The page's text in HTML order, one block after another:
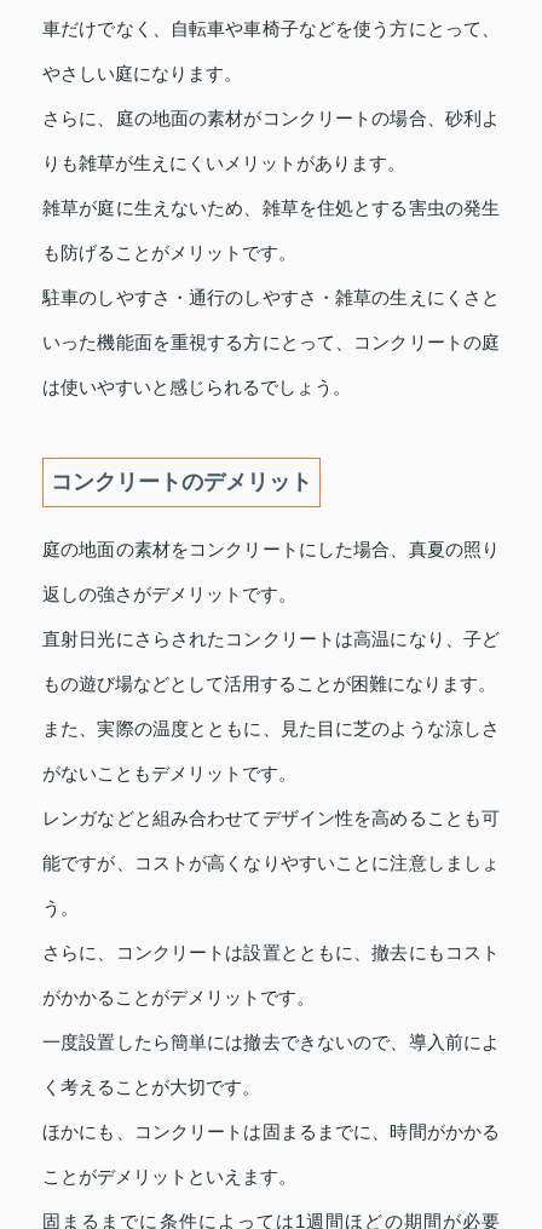
車だけでなく、自転車や車椅子などを使う方にとって、
やさしい庭になります。
さらに、庭の地面の素材がコンクリートの場合、砂利よ
りも雑草が生えにくいメリットがあります。
雑草が庭に生えないため、雑草を住処とする害虫の発生
も防げることがメリットです。
駐車のしやすさ・通行のしやすさ・雑草の生えにくさと
いった機能面を重視する方にとって、コンクリートの庭
は使いやすいと感じられるでしょう。
コンクリートのデメリット
庭の地面の素材をコンクリートにした場合、真夏の照り
返しの強さがデメリットです。
直射日光にさらされたコンクリートは高温になり、子ど
もの遊び場などとして活用することが困難になります。
また、実際の温度とともに、見た目に芝のような涼しさ
がないこともデメリットです。
レンガなどと組み合わせてデザイン性を高めることも可
能ですが、コストが高くなりやすいことに注意しましょ
う。
さらに、コンクリートは設置とともに、撤去にもコスト
がかかることがデメリットです。
一度設置したら簡単には撤去できないので、導入前によ
く考えることが大切です。
ほかにも、コンクリートは固まるまでに、時間がかかる
ことがデメリットといえます。
固まるまでに条件によっては1週間ほどの期間が必要